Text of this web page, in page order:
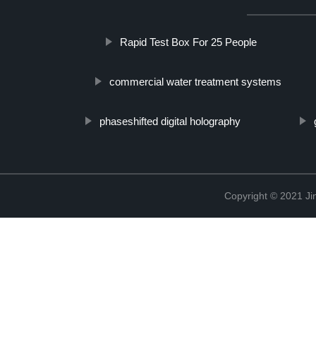
Rapid Test Box For 25 People
commercial water treatment systems
phaseshifted digital holography
Copyright © 2021